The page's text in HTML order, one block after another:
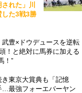
れた」川
した3戦3勝
武豊×ドウデュースを逆転
！と絶対に馬券に加える
！”
東京大賞典も「記憶
…最強フォーエバーヤン